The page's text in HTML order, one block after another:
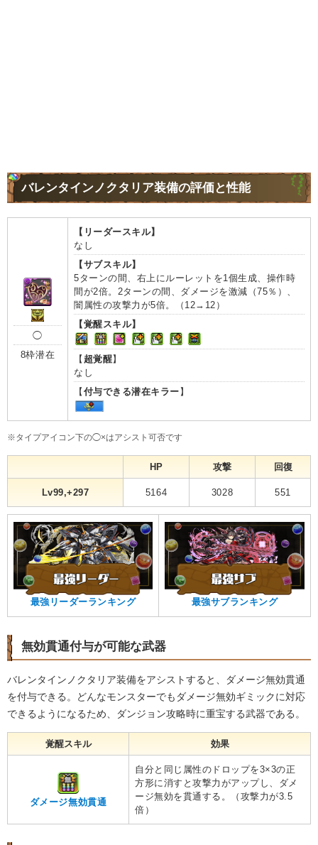
バレンタインノクタリア装備の評価と性能
◯
8枠潜在
【リーダースキル】
なし
【サブスキル】
5ターンの間、右上にルーレットを1個生成、操作時
間が2倍。2ターンの間、ダメージを激減（75％）、
闇属性の攻撃力が5倍。（12→12）
【覚醒スキル】
【 超覚醒】
なし
【 付与できる潜在キラー 】
※タイプアイコン下の◯×はアシスト可否です
HP 攻撃 回復
Lv99,+297 5164 3028 551
最強リーダーランキング 最強サブランキング
無効貫通付与が可能な武器
バレンタインノクタリア装備をアシストすると、ダメージ無効貫通
を付与できる。どんなモンスターでもダメージ無効ギミックに対応
できるようになるため、ダンジョン攻略時に重宝する武器である。
覚醒スキル 効果
ダメージ無効貫通
自分と同じ属性のドロップを3×3の正
方形に消すと攻撃力がアップし、ダメ
ージ無効を貫通する。（攻撃力が3.5
倍）